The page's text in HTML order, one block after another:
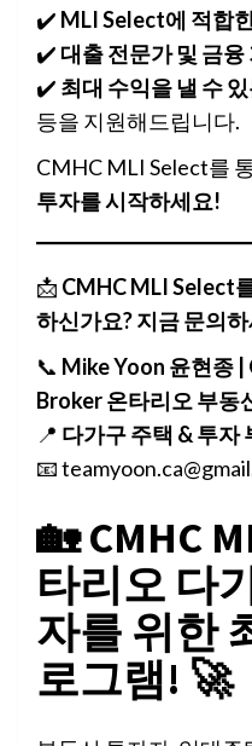
✔️ MLI Select에 적합
✔️ 대출 전문가 및 금융
✔️ 최대 수익을 낼 수
등을 지원해드립니다.
CMHC MLI Select를
투자를 시작하세요!
📩 CMHC MLI Select
하신가요? 지금 문의
📞 Mike Yoon 윤현종
Broker 온타리오 부동
📍 다가구 주택 & 투자
📧
🏡 CMHC
타리오 다
자를 위한
로그램! 🚀